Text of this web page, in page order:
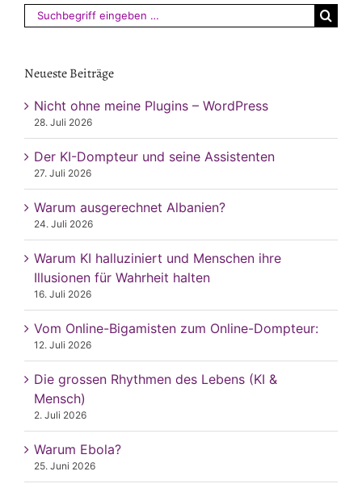
Suchen
nach:
Neueste Beiträge
Nicht ohne meine Plugins – WordPress
28. Juli 2026
Der KI-Dompteur und seine Assistenten
27. Juli 2026
Warum ausgerechnet Albanien?
24. Juli 2026
Warum KI halluziniert und Menschen ihre
Illusionen für Wahrheit halten
16. Juli 2026
Vom Online-Bigamisten zum Online-Dompteur:
12. Juli 2026
Die grossen Rhythmen des Lebens (KI &
Mensch)
2. Juli 2026
Warum Ebola?
25. Juni 2026